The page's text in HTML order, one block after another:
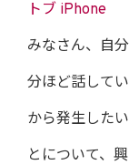
トブ iPhone
みなさん、自
分ほど話して
から発生した
とについて、